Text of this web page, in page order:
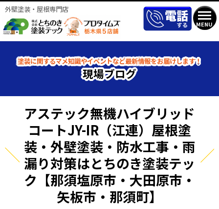
MENU
外壁塗装・屋根専門店
塗装に関するマメ知識やイベントなど最新情報をお届けします！
現場ブログ
アステック無機ハイブリッド
コートJY-IR（江連）屋根塗
装・外壁塗装・防水工事・雨
漏り対策はとちのき塗装テッ
ク【那須塩原市・大田原市・
矢板市・那須町】